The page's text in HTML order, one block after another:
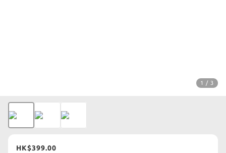
1 / 3
HK$399.00